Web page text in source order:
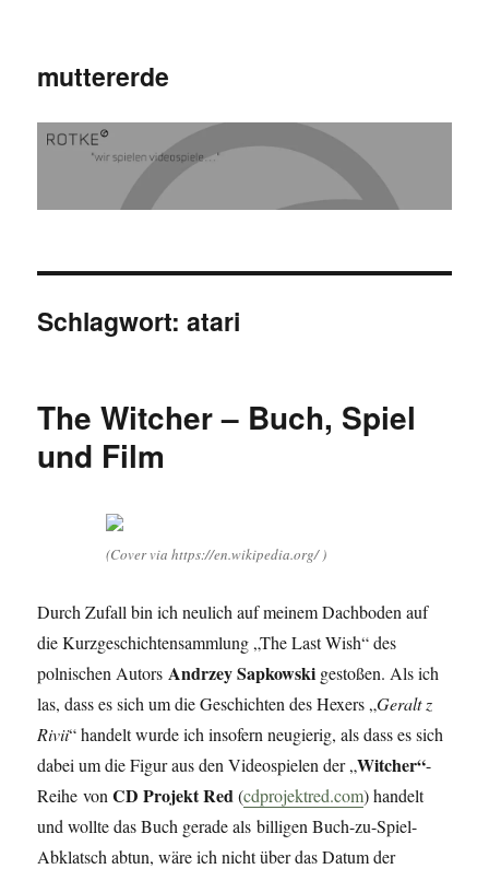
muttererde
Schlagwort:atari
The Witcher – Buch, Spiel
und Film
(Cover via https://en.wikipedia.org/ )
Durch Zufall bin ich neulich auf meinem Dachboden auf
die Kurzgeschichtensammlung „The Last Wish“ des
polnischen Autors Andrzey Sapkowski gestoßen. Als ich
las, dass es sich um die Geschichten des Hexers „Geralt z
Rivii“ handelt wurde ich insofern neugierig, als dass es sich
dabei um die Figur aus den Videospielen der „Witcher“-
Reihe vonCD Projekt Red(cdprojektred.com) handelt
und wollte das Buch gerade als billigen Buch-zu-Spiel-
Abklatsch abtun, wäre ich nicht über das Datum der